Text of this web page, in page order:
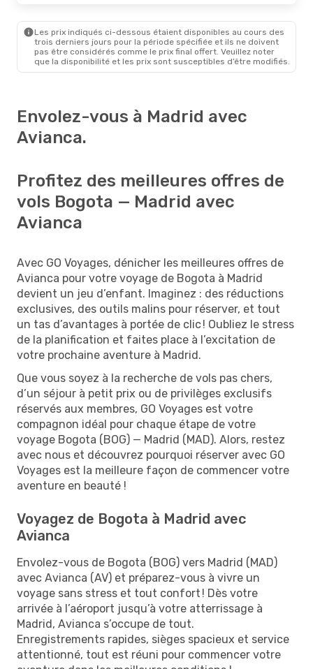
Les prix indiqués ci-dessous étaient disponibles au cours des
trois derniers jours pour la période spécifiée et ils ne doivent
pas être considérés comme le prix final offert. Veuillez noter
que la disponibilité et les prix sont susceptibles d’être modifiés.
Envolez-vous à Madrid avec
Avianca.
Profitez des meilleures offres de
vols Bogota — Madrid avec
Avianca
Avec GO Voyages, dénicher les meilleures offres de
Avianca pour votre voyage de Bogota à Madrid
devient un jeu d’enfant. Imaginez : des réductions
exclusives, des outils malins pour réserver, et tout
un tas d’avantages à portée de clic ! Oubliez le stress
de la planification et faites place à l’excitation de
votre prochaine aventure à Madrid.
Que vous soyez à la recherche de vols pas chers,
d’un séjour à petit prix ou de privilèges exclusifs
réservés aux membres, GO Voyages est votre
compagnon idéal pour chaque étape de votre
voyage Bogota (BOG) — Madrid (MAD). Alors, restez
avec nous et découvrez pourquoi réserver avec GO
Voyages est la meilleure façon de commencer votre
aventure en beauté !
Voyagez de Bogota à Madrid avec
Avianca
Envolez-vous de Bogota (BOG) vers Madrid (MAD)
avec Avianca (AV) et préparez-vous à vivre un
voyage sans stress et tout confort ! Dès votre
arrivée à l’aéroport jusqu’à votre atterrissage à
Madrid, Avianca s’occupe de tout.
Enregistrements rapides, sièges spacieux et service
attentionné, tout est réuni pour commencer votre